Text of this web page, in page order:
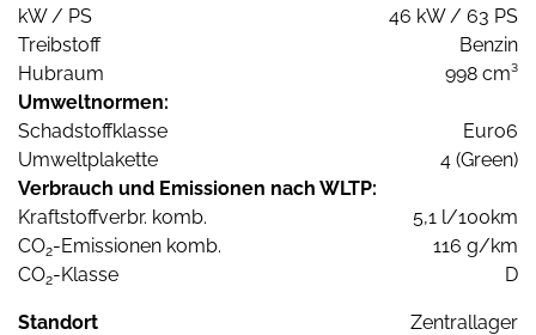
kW / PS
46 kW / 63 PS
Treibstoff
Benzin
Hubraum
998 cm³
Umweltnormen:
Schadstoffklasse
Euro6
Umweltplakette
4 (Green)
Verbrauch und Emissionen nach WLTP:
Kraftstoffverbr. komb.
5,1 l/100km
CO2-Emissionen komb.
116 g/km
CO2-Klasse D
Standort Zentrallager